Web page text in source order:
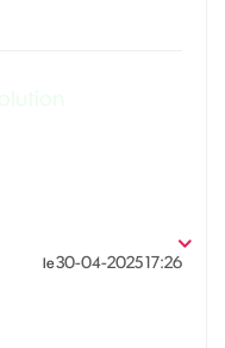
le‎30-04-202517:26